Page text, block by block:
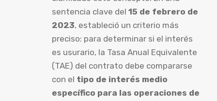
sentencia clave del 15 de febrero de
2023, estableció un criterio más
preciso: para determinar si el interés
es usurario, la Tasa Anual Equivalente
(TAE) del contrato debe compararse
con el tipo de interés medio
específico para las operaciones de